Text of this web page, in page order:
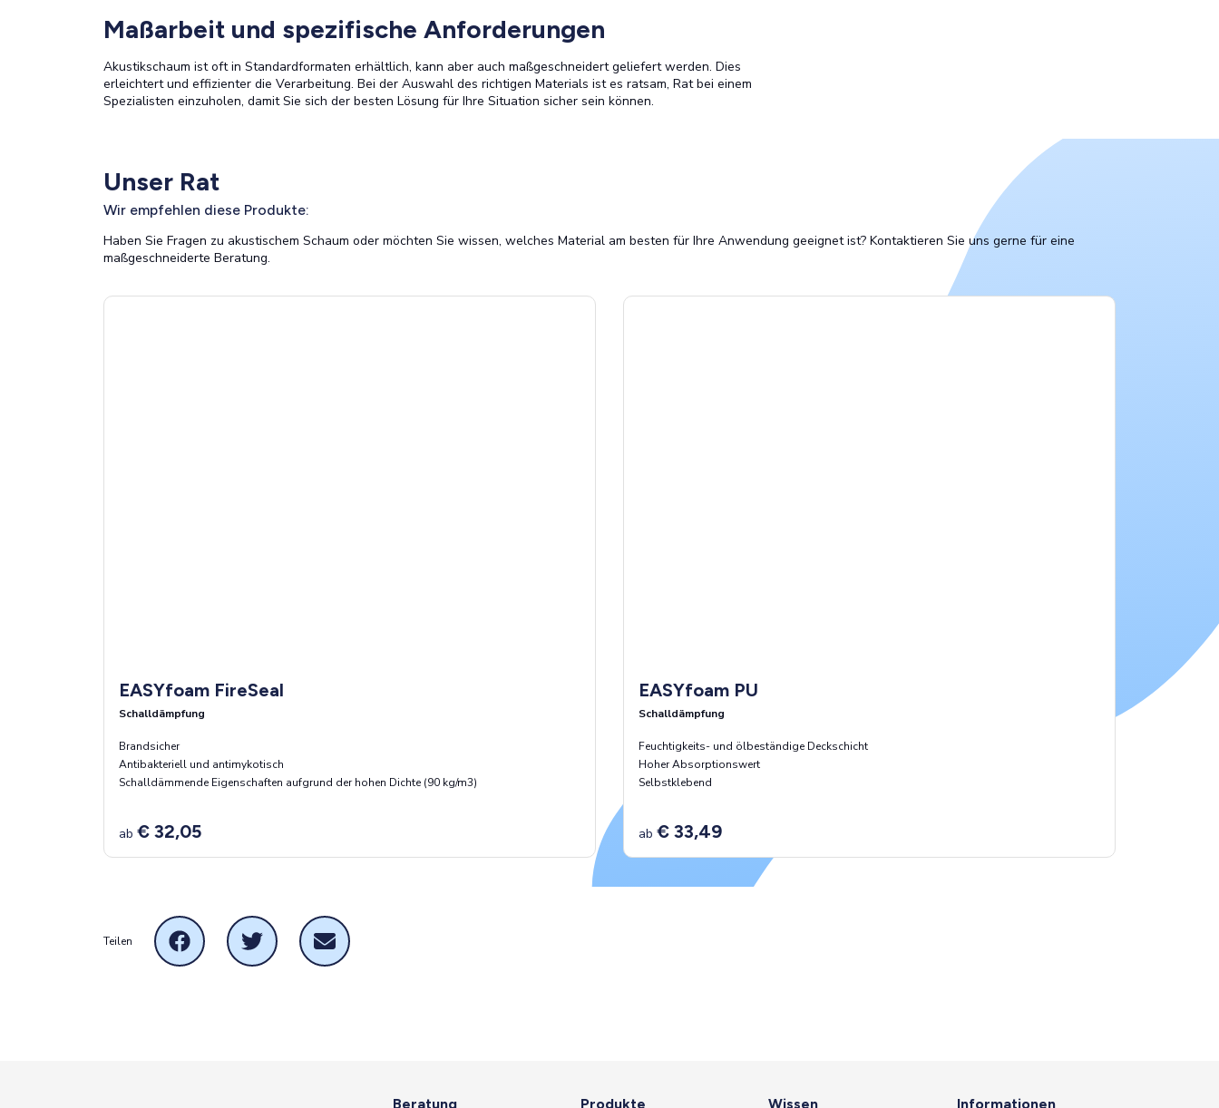
Maßarbeit und spezifische Anforderungen
Akustikschaum ist oft in Standardformaten erhältlich, kann aber auch maßgeschneidert geliefert werden. Dies
erleichtert und effizienter die Verarbeitung. Bei der Auswahl des richtigen Materials ist es ratsam, Rat bei einem
Spezialisten einzuholen, damit Sie sich der besten Lösung für Ihre Situation sicher sein können.
Unser Rat
Wir empfehlen diese Produkte:
Haben Sie Fragen zu akustischem Schaum oder möchten Sie wissen, welches Material am besten für Ihre Anwendung geeignet ist? Kontaktieren Sie uns gerne für eine
maßgeschneiderte Beratung.
EASYfoam FireSeal
Schalldämpfung
Brandsicher
Antibakteriell und antimykotisch
Schalldämmende Eigenschaften aufgrund der hohen Dichte (90 kg/m3)
ab € 32,05
EASYfoam PU
Schalldämpfung
Feuchtigkeits- und ölbeständige Deckschicht
Hoher Absorptionswert
Selbstklebend
ab € 33,49
Teilen
Beratung Produkte Wissen Informationen